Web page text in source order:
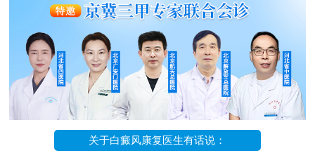
关于白癜风康复医生有话说：